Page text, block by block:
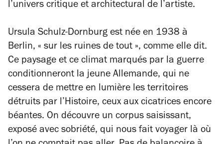
l’univers critique et architectural de l’artiste.
Ursula Schulz-Dornburg est née en 1938 à
Berlin, « sur les ruines de tout », comme elle dit.
Ce paysage et ce climat marqués par la guerre
conditionneront la jeune Allemande, qui ne
cessera de mettre en lumière les territoires
détruits par l’Histoire, ceux aux cicatrices encore
béantes. On découvre un corpus saisissant,
exposé avec sobriété, qui nous fait voyager là où